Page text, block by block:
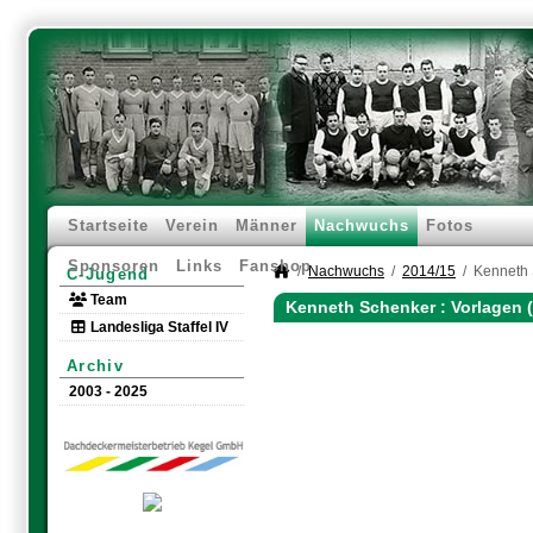
Startseite Verein Männer Nachwuchs Fotos
Sponsoren Links Fanshop
C-Jugend
Team
Landesliga Staffel IV
Archiv
2003 - 2025
Nachwuchs 2014/15 Kenneth
Kenneth Schenker : Vorlagen